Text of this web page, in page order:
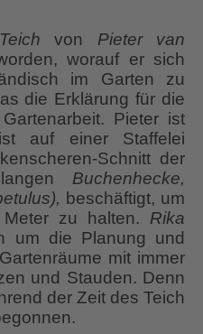
Teichvon Pieter van
worauf er sich
im Garten zu
die Erklärung für die
Pieter ist
auf einer Staffelei
Schnitt der
Buchenhecke,
beschäftigt, um
zu halten. Rika
um die Planung und
mit immer
und Stauden. Denn
der Zeit des Teich